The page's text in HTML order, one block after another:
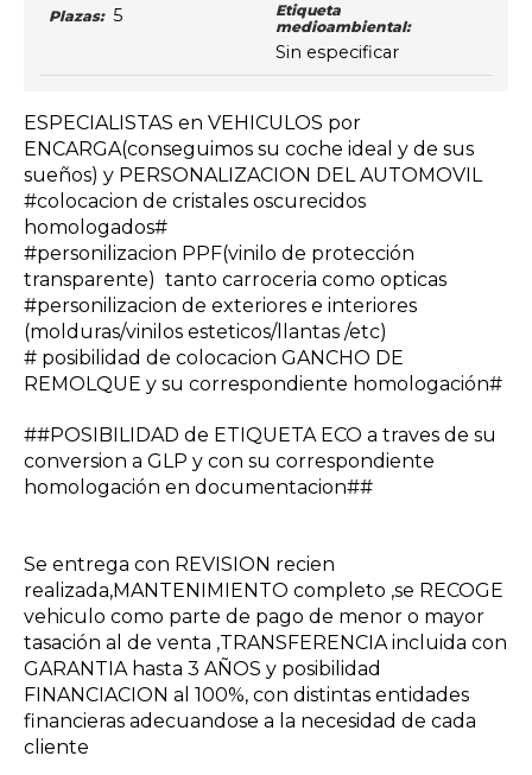
Plazas: 5
Etiqueta
medioambiental:
Sin especificar
ESPECIALISTAS en VEHICULOS por
ENCARGA(conseguimos su coche ideal y de sus
sueños) y PERSONALIZACION DEL AUTOMOVIL
#colocacion de cristales oscurecidos
homologados#
#personilizacion PPF(vinilo de protección
transparente) tanto carroceria como opticas
#personilizacion de exteriores e interiores
(molduras/vinilos esteticos/llantas /etc)
# posibilidad de colocacion GANCHO DE
REMOLQUE y su correspondiente homologación#
##POSIBILIDAD de ETIQUETA ECO a traves de su
conversion a GLP y con su correspondiente
homologación en documentacion##
Se entrega con REVISION recien
realizada,MANTENIMIENTO completo ,se RECOGE
vehiculo como parte de pago de menor o mayor
tasación al de venta ,TRANSFERENCIA incluida con
GARANTIA hasta 3 AÑOS y posibilidad
FINANCIACION al 100%, con distintas entidades
financieras adecuandose a la necesidad de cada
cliente